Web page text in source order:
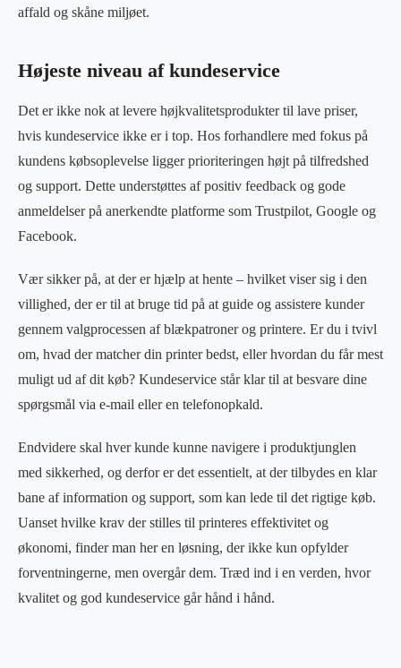
affald og skåne miljøet.
Højeste niveau af kundeservice
Det er ikke nok at levere højkvalitetsprodukter til lave priser,
hvis kundeservice ikke er i top. Hos forhandlere med fokus på
kundens købsoplevelse ligger prioriteringen højt på tilfredshed
og support. Dette understøttes af positiv feedback og gode
anmeldelser på anerkendte platforme som Trustpilot, Google og
Facebook.
Vær sikker på, at der er hjælp at hente – hvilket viser sig i den
villighed, der er til at bruge tid på at guide og assistere kunder
gennem valgprocessen af blækpatroner og printere. Er du i tvivl
om, hvad der matcher din printer bedst, eller hvordan du får mest
muligt ud af dit køb? Kundeservice står klar til at besvare dine
spørgsmål via e-mail eller en telefonopkald.
Endvidere skal hver kunde kunne navigere i produktjunglen
med sikkerhed, og derfor er det essentielt, at der tilbydes en klar
bane af information og support, som kan lede til det rigtige køb.
Uanset hvilke krav der stilles til printeres effektivitet og
økonomi, finder man her en løsning, der ikke kun opfylder
forventningerne, men overgår dem. Træd ind i en verden, hvor
kvalitet og god kundeservice går hånd i hånd.